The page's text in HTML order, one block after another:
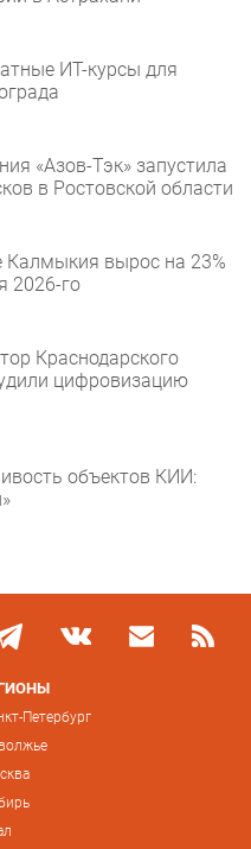
ИТ-курсы для
«Азов-Тэк» запустила
в Ростовской области
Калмыкия вырос на 23%
2026-го
Краснодарского
цифровизацию
объектов КИИ:
Петербург